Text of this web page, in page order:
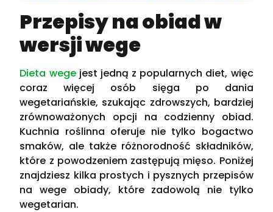
Przepisy na obiad w
wersji wege
Dieta wegejest jedną z popularnych diet, więc
coraz więcej osób sięga po dania
wegetariańskie, szukając zdrowszych, bardziej
zrównoważonych opcji na codzienny obiad.
Kuchnia roślinna oferuje nie tylko bogactwo
smaków, ale także różnorodność składników,
które z powodzeniem zastępują mięso. Poniżej
znajdziesz kilka prostych i pysznych przepisów
na wege obiady, które zadowolą nie tylko
wegetarian.